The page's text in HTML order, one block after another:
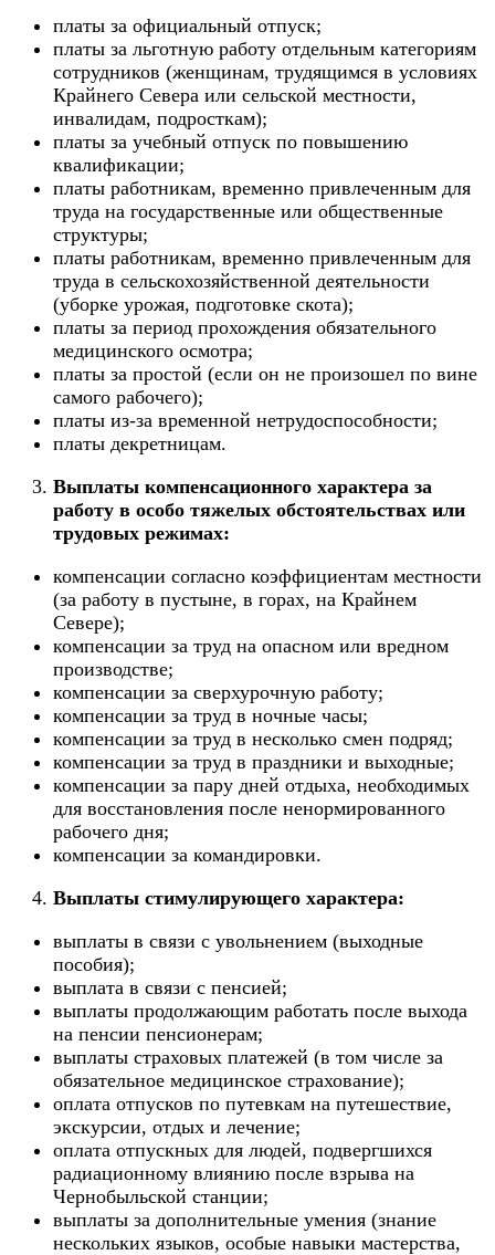
платы за официальный отпуск;
платы за льготную работу отдельным категориям
сотрудников (женщинам, трудящимся в условиях
Крайнего Севера или сельской местности,
инвалидам, подросткам);
платы за учебный отпуск по повышению
квалификации;
платы работникам, временно привлеченным для
труда на государственные или общественные
структуры;
платы работникам, временно привлеченным для
труда в сельскохозяйственной деятельности
(уборке урожая, подготовке скота);
платы за период прохождения обязательного
медицинского осмотра;
платы за простой (если он не произошел по вине
самого рабочего);
платы из-за временной нетрудоспособности;
платы декретницам.
Выплаты компенсационного характера за
работу в особо тяжелых обстоятельствах или
трудовых режимах:
компенсации согласно коэффициентам местности
(за работу в пустыне, в горах, на Крайнем
Севере);
компенсации за труд на опасном или вредном
производстве;
компенсации за сверхурочную работу;
компенсации за труд в ночные часы;
компенсации за труд в несколько смен подряд;
компенсации за труд в праздники и выходные;
компенсации за пару дней отдыха, необходимых
для восстановления после ненормированного
рабочего дня;
компенсации за командировки.
Выплаты стимулирующего характера:
выплаты в связи с увольнением (выходные
пособия);
выплата в связи с пенсией;
выплаты продолжающим работать после выхода
на пенсии пенсионерам;
выплаты страховых платежей (в том числе за
обязательное медицинское страхование);
оплата отпусков по путевкам на путешествие,
экскурсии, отдых и лечение;
оплата отпускных для людей, подвергшихся
радиационному влиянию после взрыва на
Чернобыльской станции;
выплаты за дополнительные умения (знание
нескольких языков, особые навыки мастерства,